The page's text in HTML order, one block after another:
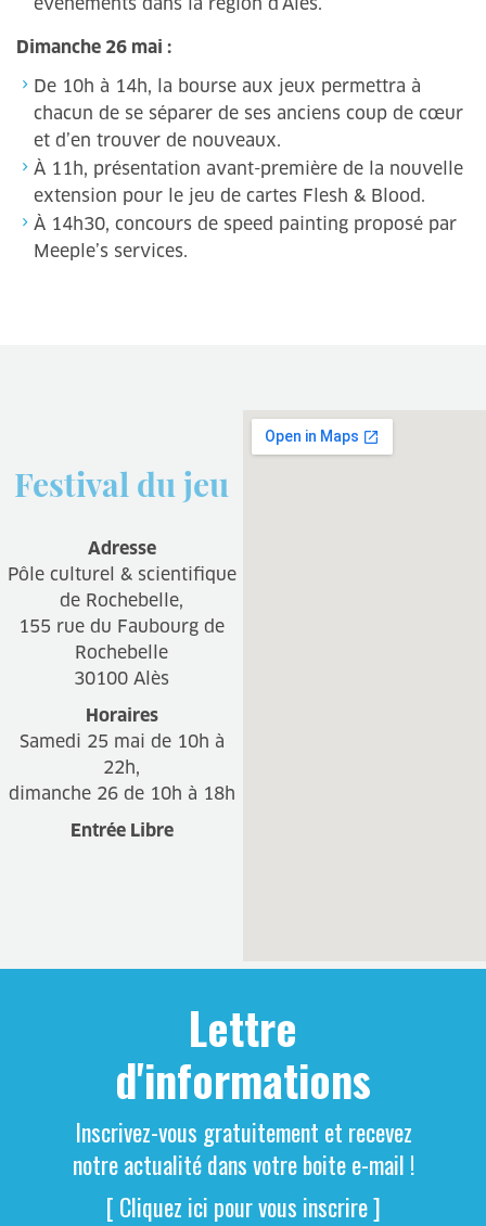
Dimanche 26 mai :
De 10h à 14h, la bourse aux jeux permettra à
chacun de se séparer de ses anciens coup de cœur
et d’en trouver de nouveaux.
À 11h, présentation avant-première de la nouvelle
extension pour le jeu de cartes Flesh & Blood.
À 14h30, concours de speed painting proposé par
Meeple’s services.
Festival du jeu
Adresse
Pôle culturel & scientifique
de Rochebelle,
155 rue du Faubourg de
Rochebelle
30100 Alès
Horaires
Samedi 25 mai de 10h à
22h,
dimanche 26 de 10h à 18h
Entrée Libre
Lettre
d'informations
Inscrivez-vous gratuitement et recevez
notre actualité dans votre boite e-mail !
[ Cliquez ici pour vous inscrire ]